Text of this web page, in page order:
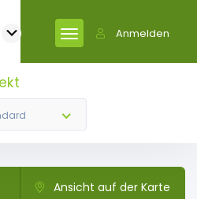
Anmelden
Ansicht auf der Karte